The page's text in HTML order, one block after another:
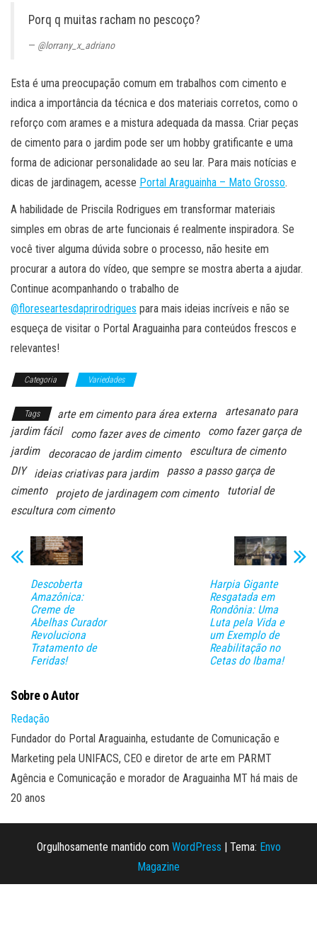
Porq q muitas racham no pescoço?
@lorrany_x_adriano
Esta é uma preocupação comum em trabalhos com cimento e
indica a importância da técnica e dos materiais corretos, como o
reforço com arames e a mistura adequada da massa. Criar peças
de cimento para o jardim pode ser um hobby gratificante e uma
forma de adicionar personalidade ao seu lar. Para mais notícias e
dicas de jardinagem, acesse Portal Araguainha – Mato Grosso.
A habilidade de Priscila Rodrigues em transformar materiais
simples em obras de arte funcionais é realmente inspiradora. Se
você tiver alguma dúvida sobre o processo, não hesite em
procurar a autora do vídeo, que sempre se mostra aberta a ajudar.
Continue acompanhando o trabalho de
@floreseartesdaprirodrigues para mais ideias incríveis e não se
esqueça de visitar o Portal Araguainha para conteúdos frescos e
relevantes!
Categoria Variedades
Tags arte em cimento para área externa
artesanato para
jardim fácil
como fazer aves de cimento
como fazer garça de
jardim
decoracao de jardim cimento
escultura de cimento
DIY
ideias criativas para jardim
passo a passo garça de
cimento
projeto de jardinagem com cimento
tutorial de
escultura com cimento
Descoberta
Amazônica:
Creme de
Abelhas Curador
Revoluciona
Tratamento de
Feridas!
Harpia Gigante
Resgatada em
Rondônia: Uma
Luta pela Vida e
um Exemplo de
Reabilitação no
Cetas do Ibama!
Sobre o Autor
Redação
Fundador do Portal Araguainha, estudante de Comunicação e
Marketing pela UNIFACS, CEO e diretor de arte em PARMT
Agência e Comunicação e morador de Araguainha MT há mais de
20 anos
Orgulhosamente mantido com WordPress Tema: Envo
Magazine